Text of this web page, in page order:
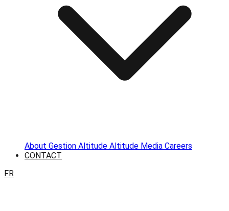
About Gestion Altitude Altitude Media Careers
CONTACT
FR